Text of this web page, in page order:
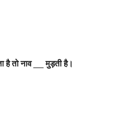
हैतोनाव ___मुड़तीहै।